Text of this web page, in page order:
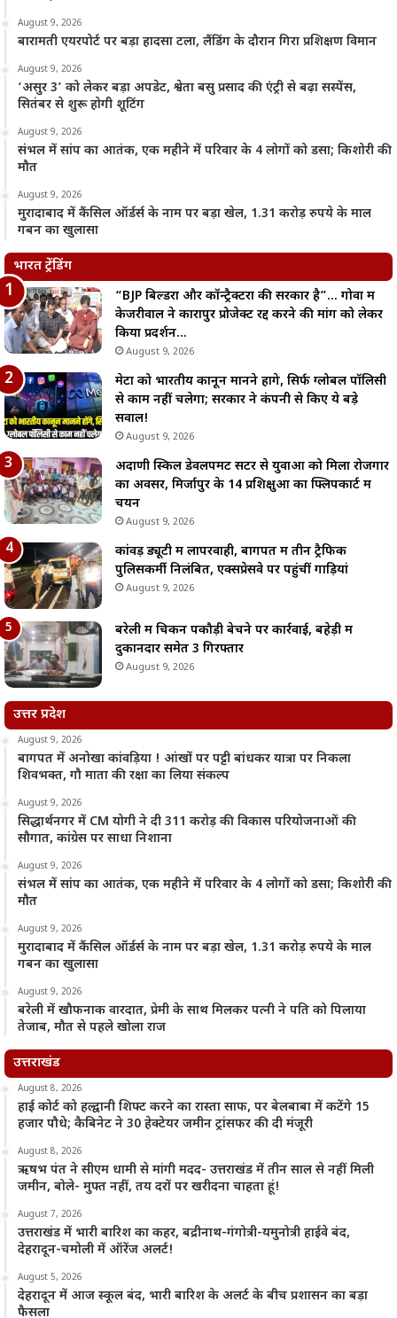
August 9, 2026
बारामती एयरपोर्ट पर बड़ा हादसा टला, लैंडिंग के दौरान गिरा प्रशिक्षण विमान
August 9, 2026
‘असुर 3’ को लेकर बड़ा अपडेट, श्वेता बसु प्रसाद की एंट्री से बढ़ा सस्पेंस,
सितंबर से शुरू होगी शूटिंग
August 9, 2026
संभल में सांप का आतंक, एक महीने में परिवार के 4 लोगों को डसा; किशोरी की
मौत
August 9, 2026
मुरादाबाद में कैंसिल ऑर्डर्स के नाम पर बड़ा खेल, 1.31 करोड़ रुपये के माल
गबन का खुलासा
भारत ट्रेंडिंग
“BJP बिल्डरों और कॉन्ट्रैक्टरों की सरकार है”… गोवा में
केजरीवाल ने कारापुर प्रोजेक्ट रद्द करने की मांग को लेकर
किया प्रदर्शन…
August 9, 2026
मेटा को भारतीय कानून मानने होंगे, सिर्फ ग्लोबल पॉलिसी
से काम नहीं चलेगा; सरकार ने कंपनी से किए ये बड़े
सवाल!
August 9, 2026
अदाणी स्किल डेवलपमेंट सेंटर से युवाओं को मिला रोजगार
का अवसर, मिर्जापुर के 14 प्रशिक्षुओं का फ्लिपकार्ट में
चयन
August 9, 2026
कांवड़ ड्यूटी में लापरवाही, बागपत में तीन ट्रैफिक
पुलिसकर्मी निलंबित, एक्सप्रेसवे पर पहुंचीं गाड़ियां
August 9, 2026
बरेली में चिकन पकौड़ी बेचने पर कार्रवाई, बहेड़ी में
दुकानदार समेत 3 गिरफ्तार
August 9, 2026
उत्तर प्रदेश
August 9, 2026
बागपत में अनोखा कांवड़िया ! आंखों पर पट्टी बांधकर यात्रा पर निकला
शिवभक्त, गौ माता की रक्षा का लिया संकल्प
August 9, 2026
सिद्धार्थनगर में CM योगी ने दी 311 करोड़ की विकास परियोजनाओं की
सौगात, कांग्रेस पर साधा निशाना
August 9, 2026
संभल में सांप का आतंक, एक महीने में परिवार के 4 लोगों को डसा; किशोरी की
मौत
August 9, 2026
मुरादाबाद में कैंसिल ऑर्डर्स के नाम पर बड़ा खेल, 1.31 करोड़ रुपये के माल
गबन का खुलासा
August 9, 2026
बरेली में खौफनाक वारदात, प्रेमी के साथ मिलकर पत्नी ने पति को पिलाया
तेजाब, मौत से पहले खोला राज
उत्तराखंड
August 8, 2026
हाई कोर्ट को हल्द्वानी शिफ्ट करने का रास्ता साफ, पर बेलबाबा में कटेंगे 15
हजार पौधे; कैबिनेट ने 30 हेक्टेयर जमीन ट्रांसफर की दी मंजूरी
August 8, 2026
ऋषभ पंत ने सीएम धामी से मांगी मदद- उत्तराखंड में तीन साल से नहीं मिली
जमीन, बोले- मुफ्त नहीं, तय दरों पर खरीदना चाहता हूं!
August 7, 2026
उत्तराखंड में भारी बारिश का कहर, बद्रीनाथ-गंगोत्री-यमुनोत्री हाईवे बंद,
देहरादून-चमोली में ऑरेंज अलर्ट!
August 5, 2026
देहरादून में आज स्कूल बंद, भारी बारिश के अलर्ट के बीच प्रशासन का बड़ा
फैसला